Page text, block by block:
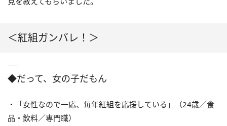
＜紅組ガンバレ！＞
◆だって、女の子だもん
・「女性なので一応、毎年紅組を応援している」（24歳／食
品・飲料／専門職）